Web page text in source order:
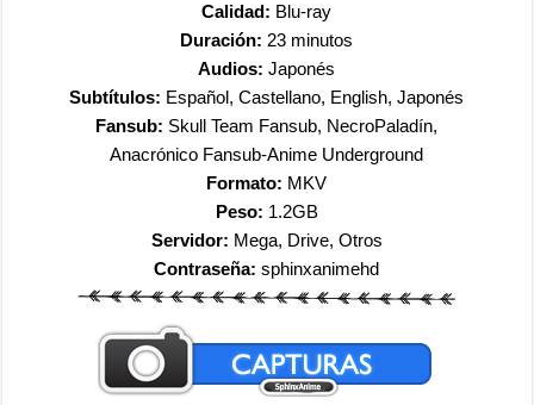
Calidad: Blu-ray
Duración: 23 minutos
Audios:Japonés
Subtítulos: Español, Castellano, English, Japonés
Fansub: Skull Team Fansub, NecroPaladín,
Anacrónico Fansub-Anime Underground
Formato: MKV
Peso: 1.2GB
Servidor: Mega, Drive, Otros
Contraseña:sphinxanimehd